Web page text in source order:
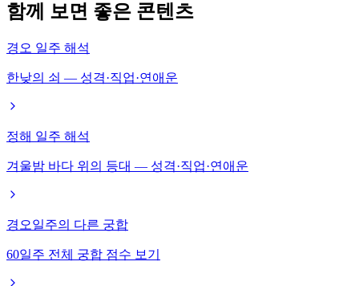
함께 보면 좋은 콘텐츠
경오 일주 해석
한낮의 쇠 — 성격·직업·연애운
정해 일주 해석
겨울밤 바다 위의 등대 — 성격·직업·연애운
경오일주의 다른 궁합
60일주 전체 궁합 점수 보기